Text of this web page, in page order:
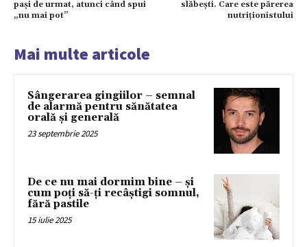
pași de urmat, atunci când spui
„nu mai pot”
slăbești. Care este părerea
nutriționistului
Mai multe articole
Sângerarea gingiilor – semnal
de alarmă pentru sănătatea
orală și generală
23 septembrie 2025
De ce nu mai dormim bine – și
cum poți să-ți recâștigi somnul,
fără pastile
15 iulie 2025